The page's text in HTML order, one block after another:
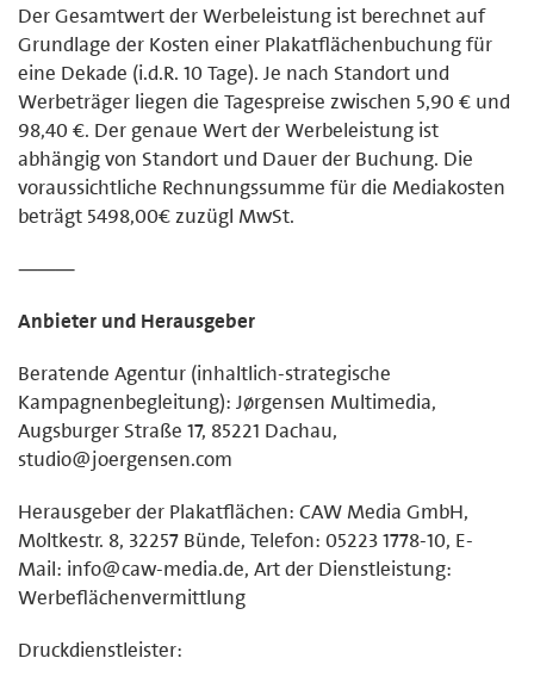
Der Gesamtwert der Werbeleistung ist berechnet auf
Grundlage der Kosten einer Plakatflächenbuchung für
eine Dekade (i.d.R. 10 Tage). Je nach Standort und
Werbeträger liegen die Tagespreise zwischen 5,90 € und
98,40 €. Der genaue Wert der Werbeleistung ist
abhängig von Standort und Dauer der Buchung. Die
voraussichtliche Rechnungssumme für die Mediakosten
beträgt 5498,00€ zuzügl MwSt.
⸻
Anbieter und Herausgeber
Beratende Agentur (inhaltlich-strategische
Kampagnenbegleitung): Jørgensen Multimedia,
Augsburger Straße 17, 85221 Dachau,
studio@joergensen.com
Herausgeber der Plakatflächen: CAW Media GmbH,
Moltkestr. 8, 32257 Bünde, Telefon: 05223 1778-10, E-
Mail: info@caw-media.de, Art der Dienstleistung:
Werbeflächenvermittlung
Druckdienstleister: